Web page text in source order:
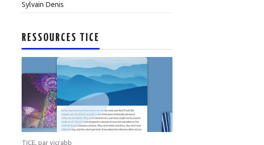
Sylvain Denis
RESSOURCES TICE
TICE, par vicrabb